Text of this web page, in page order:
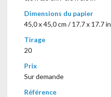
Dimensions du papier
45,0 x 45,0 cm / 17.7 x 17.7 in
Tirage
20
Prix
Sur demande
Référence